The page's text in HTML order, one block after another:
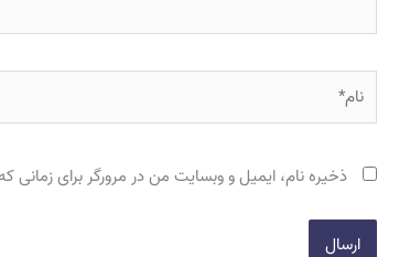
ذخیره نام، ایمیل و وبسایت من در مرورگر برای زمانی